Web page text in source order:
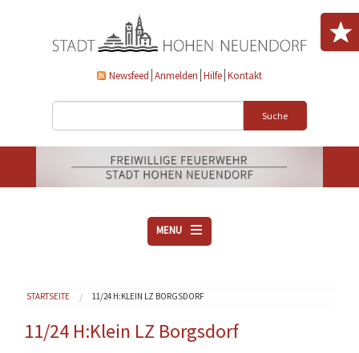
Newsfeed Anmelden Hilfe Kontakt
Suche
MENU
VEREINE
AKTUELLES
Sie sind hier
STARTSEITE 11/24 H:KLEIN LZ BORGSDORF
11/24 H:Klein LZ Borgsdorf